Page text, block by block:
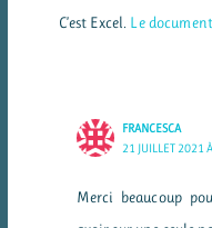
C’est Excel. Le
FRANCESCA
21 JUILLET 2021
Merci beaucoup